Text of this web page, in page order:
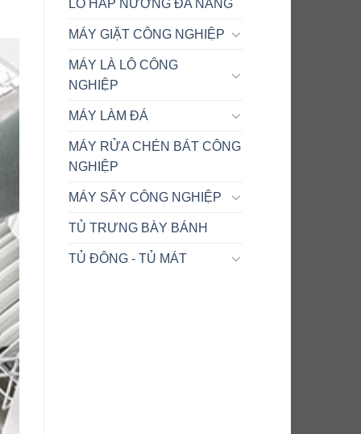
LÒ HẤP NƯỚNG ĐA NĂNG
MÁY GIẶT CÔNG NGHIỆP
MÁY LÀ LÔ CÔNG
NGHIỆP
MÁY LÀM ĐÁ
MÁY RỬA CHÉN BÁT CÔNG
NGHIỆP
MÁY SẤY CÔNG NGHIỆP
TỦ TRƯNG BÀY BÁNH
TỦ ĐÔNG - TỦ MÁT